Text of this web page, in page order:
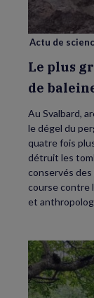
Actu de
Le plus
de
Au Svalbard,
le dégel du
quatre fois
détruit les
conservés
course contre
et